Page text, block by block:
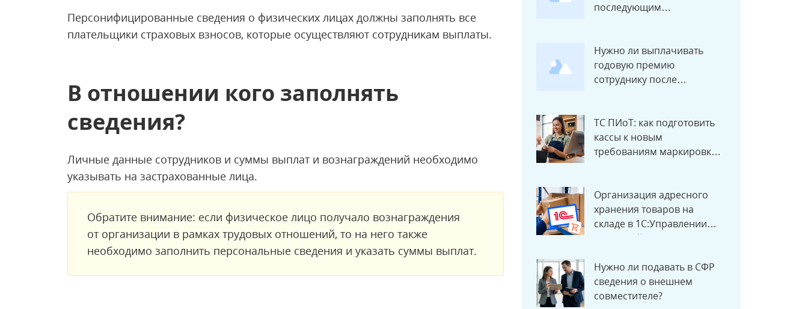
Персонифицированные сведения о физических лицах должны заполнять все
плательщики страховых взносов, которые осуществляют сотрудникам выплаты.
В отношении кого заполнять
сведения?
Личные данные сотрудников и суммы выплат и вознаграждений необходимо
указывать на застрахованные лица.
Обратите внимание: если физическое лицо получало вознаграждения
от организации в рамках трудовых отношений, то на него также
необходимо заполнить персональные сведения и указать суммы выплат.
последующим
Нужно ли выплачивать
годовую премию
сотруднику после
ТС ПИоТ: как подготовить
кассы к новым
требованиям маркировки с
Организация адресного
хранения товаров на
складе в 1С:Управлении
торговлей
Нужно ли подавать в СФР
сведения о внешнем
совместителе?